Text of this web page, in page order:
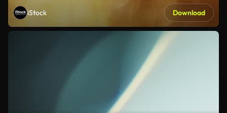
iStock Download